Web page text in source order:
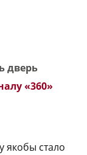
дверь
«360»
якобы стало